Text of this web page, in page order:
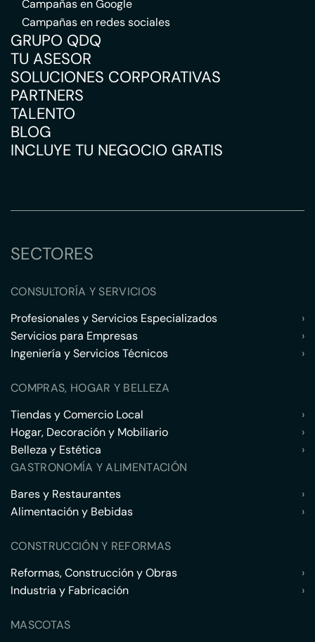
Campañas en Google
Campañas en redes sociales
GRUPO QDQ
TU ASESOR
SOLUCIONES CORPORATIVAS
PARTNERS
TALENTO
BLOG
INCLUYE TU NEGOCIO GRATIS
SECTORES
CONSULTORÍA Y SERVICIOS
Profesionales y Servicios Especializados
›
Servicios para Empresas
›
Ingeniería y Servicios Técnicos
›
COMPRAS, HOGAR Y BELLEZA
Tiendas y Comercio Local
›
Hogar, Decoración y Mobiliario
›
Belleza y Estética
›
GASTRONOMÍA Y ALIMENTACIÓN
Bares y Restaurantes
›
Alimentación y Bebidas
›
CONSTRUCCIÓN Y REFORMAS
Reformas, Construcción y Obras
›
Industria y Fabricación
›
MASCOTAS